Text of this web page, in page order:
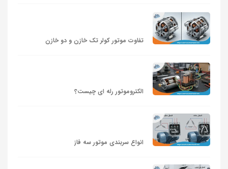
تفاوت موتور کولر تک خازن و دو خازن
الکتروموتور رله‌ ای چیست؟
انواع سربندی موتور سه فاز